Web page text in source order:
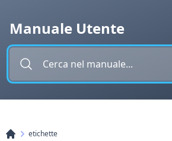
Manuale Utente
etichette